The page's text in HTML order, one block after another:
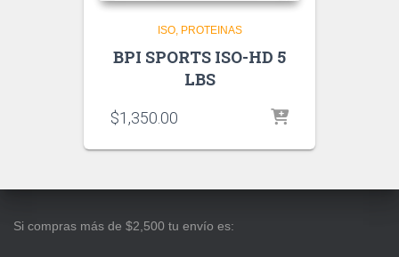
ISO PROTEINAS
BPI SPORTS ISO-HD 5
LBS
$1,350.00
Si compras más de $2,500 tu envío es: